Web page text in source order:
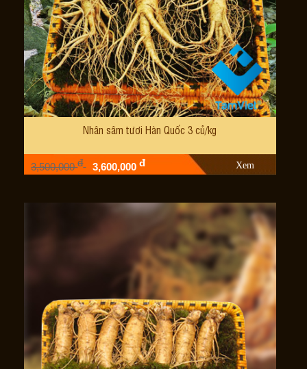
Nhân sâm tươi Hàn Quốc 3 củ/kg
3,500,000đ 3,600,000đ Xem